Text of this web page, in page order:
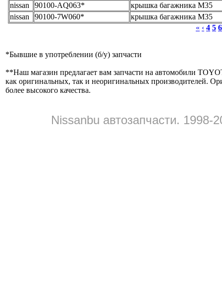
nissan
90100-AQ063*
крышка багажника M35
nissan
90100-7W060*
крышка багажника M35
« ‹ 4 5 6
*Бывшие в употреблении (б/y) запчасти
**Наш магазин предлагает вам запчасти на автомобили
как оригинальных, так и неоригинальных производителей.
более высокого качества.
Nissanbu автозапчасти. 1998-